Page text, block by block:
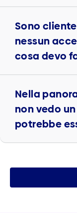
Sono
nessun
cosa devo
Nella
non vedo
potrebbe